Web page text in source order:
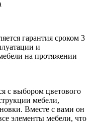
гарантия сроком 3
и
на протяжении
с выбором цветового
мебели,
Вместе с вами он
элементы мебели, что